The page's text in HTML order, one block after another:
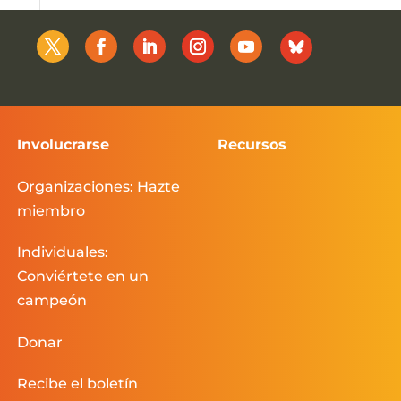
Involucrarse
Organizaciones: Hazte
miembro
Individuales:
Conviértete en un
campeón
Donar
Recibe el boletín
Recursos